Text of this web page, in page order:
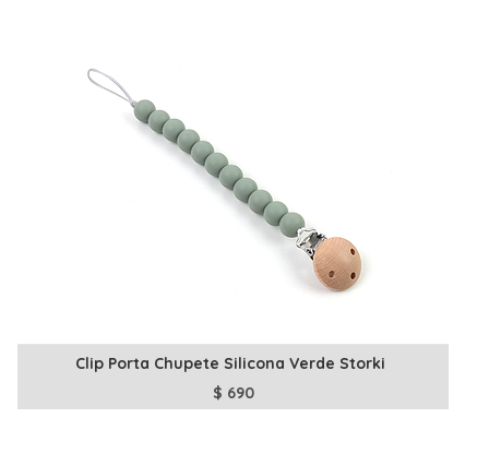
Clip Porta Chupete Silicona Verde Storki
$ 690